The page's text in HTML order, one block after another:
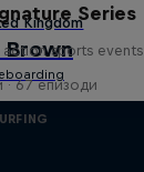
Series
action sports events
· 67 епизоди